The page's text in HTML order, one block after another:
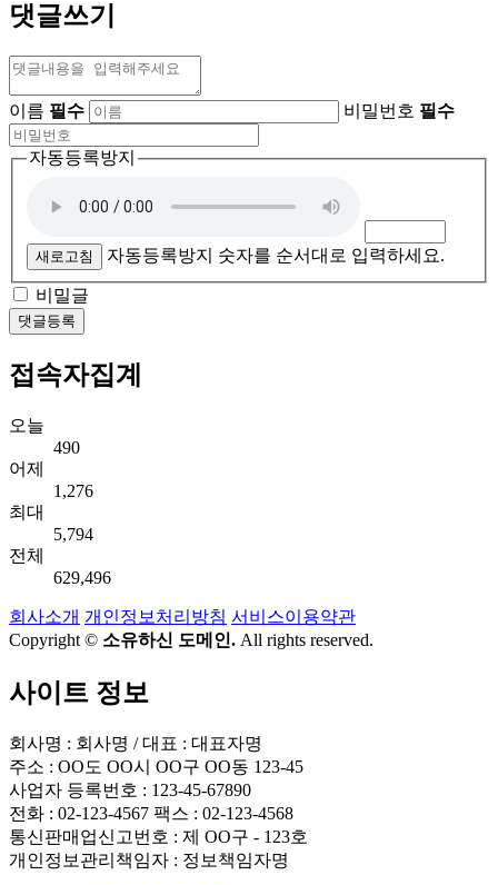
댓글쓰기
이름 필수 비밀번호 필수
자동등록방지
새로고침 자동등록방지 숫자를 순서대로 입력하세요.
비밀글
댓글등록
접속자집계
오늘
490
어제
1,276
최대
5,794
전체
629,496
회사소개 개인정보처리방침 서비스이용약관
Copyright © 소유하신 도메인. All rights reserved.
사이트 정보
회사명 : 회사명 / 대표 : 대표자명
주소 : OO도 OO시 OO구 OO동 123-45
사업자 등록번호 : 123-45-67890
전화 : 02-123-4567 팩스 : 02-123-4568
통신판매업신고번호 : 제 OO구 - 123호
개인정보관리책임자 : 정보책임자명